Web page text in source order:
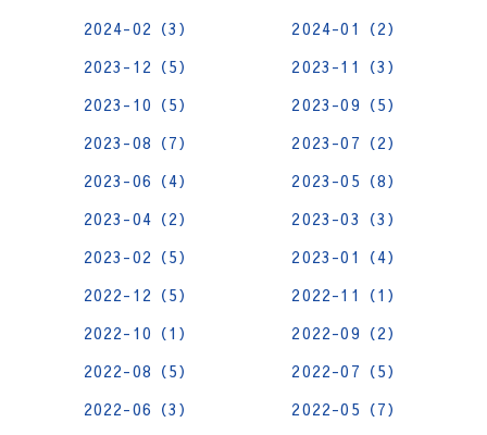
2024-02（3）
2024-01（2）
2023-12（5）
2023-11（3）
2023-10（5）
2023-09（5）
2023-08（7）
2023-07（2）
2023-06（4）
2023-05（8）
2023-04（2）
2023-03（3）
2023-02（5）
2023-01（4）
2022-12（5）
2022-11（1）
2022-10（1）
2022-09（2）
2022-08（5）
2022-07（5）
2022-06（3）
2022-05（7）